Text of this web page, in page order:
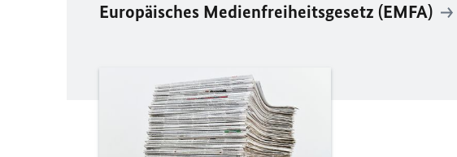
Europäisches Medienfreiheitsgesetz (EMFA)